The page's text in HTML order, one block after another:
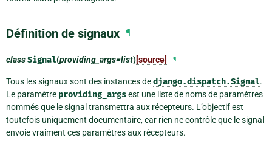
Définition de signaux ¶
classSignal(providing_args=list)[source] ¶
Tous les signaux sont des instances dedjango.dispatch.Signal.
Le paramètre providing_argsest une liste de noms de paramètres
nommés que le signal transmettra aux récepteurs. L’objectif est
toutefois uniquement documentaire, car rien ne contrôle que le signal
envoie vraiment ces paramètres aux récepteurs.